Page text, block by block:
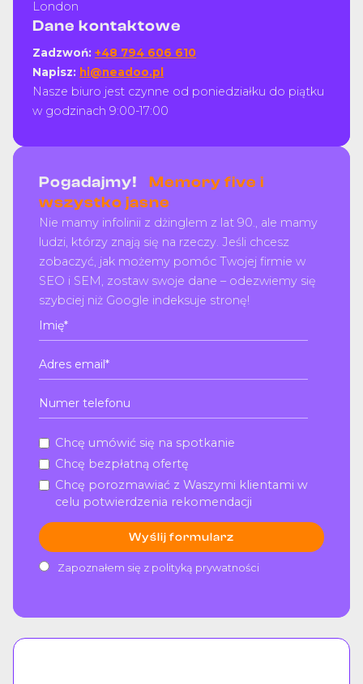
London
Dane kontaktowe
Zadzwoń: +48 794 606 610
Napisz: hi@neadoo.pl
Nasze biuro jest czynne od poniedziałku do piątku
w godzinach 9:00-17:00
Pogadajmy!
Memory five i
wszystko jasne
Nie mamy infolinii z dżinglem z lat 90., ale mamy
ludzi, którzy znają się na rzeczy. Jeśli chcesz
zobaczyć, jak możemy pomóc Twojej firmie w
SEO i SEM, zostaw swoje dane – odezwiemy się
szybciej niż Google indeksuje stronę!
Chcę umówić się na spotkanie
Chcę bezpłatną ofertę
Chcę porozmawiać z Waszymi klientami w
celu potwierdzenia rekomendacji
Zapoznałem się z polityką prywatności